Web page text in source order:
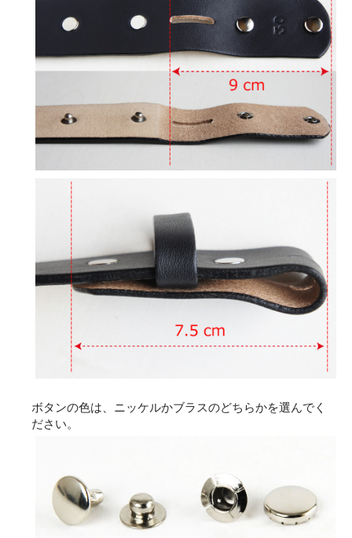
ボタンの色は、ニッケルかブラスのどちらかを選んでく
ださい。